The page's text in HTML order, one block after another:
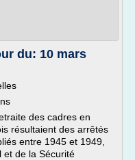
du: 10 mars
des cadres en
résultaient des arrêtés
entre 1945 et 1949,
et de la Sécurité